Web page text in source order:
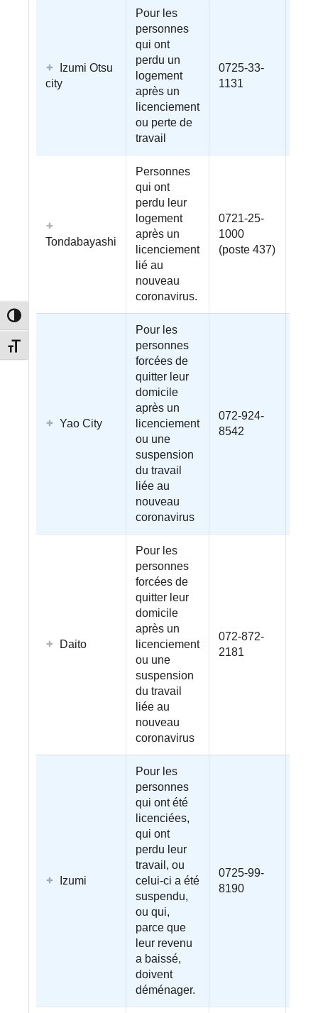
Passer en contraste élevé
Changer la taille de la police
Izumi Otsu
city
Pour les
personnes
qui ont
perdu un
logement
après un
licenciement
ou perte de
travail
0725-33-
1131
Tondabayashi
Personnes
qui ont
perdu leur
logement
après un
licenciement
lié au
nouveau
coronavirus.
0721-25-
1000
(poste 437)
Yao City
Pour les
personnes
forcées de
quitter leur
domicile
après un
licenciement
ou une
suspension
du travail
liée au
nouveau
coronavirus
072-924-
8542
Daito
Pour les
personnes
forcées de
quitter leur
domicile
après un
licenciement
ou une
suspension
du travail
liée au
nouveau
coronavirus
072-872-
2181
Izumi
Pour les
personnes
qui ont été
licenciées,
qui ont
perdu leur
travail, ou
celui-ci a été
suspendu,
ou qui,
parce que
leur revenu
a baissé,
doivent
déménager.
0725-99-
8190